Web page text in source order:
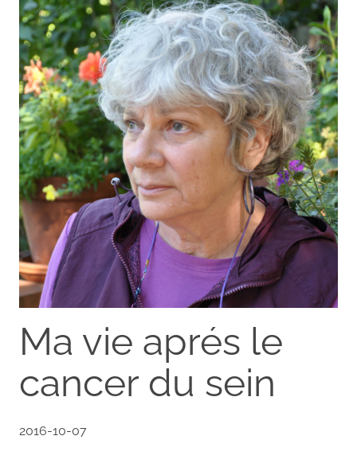
Ma vie aprés le
cancer du sein
2016-10-07